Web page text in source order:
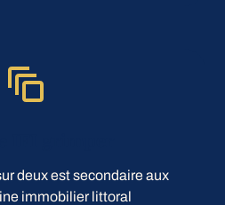
deux est secondaire aux
immobilier littoral